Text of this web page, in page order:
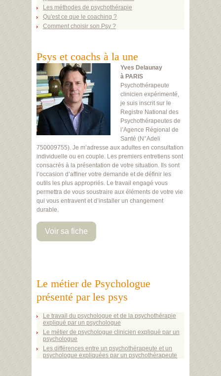
Les méthodes de psychothérapie
Qu'est ce que le coaching ?
Comment choisir son Psy ?
Psys et coachs à la une
Yves Delaunay
à PARIS
Psychothérapeute
clinicien expérimenté,
je suis inscrit sur le
Registre National des
Psychothérapeutes de
l’Agence Régional de
Santé (N°Adeli
750009755). Je m’adresse aux adultes en consultation
individuelle ou en couple. Les premiers entretiens sont
consacrés à la présentation de votre situation. Ils sont
l’occasion d’affiner votre demande et de définir les
outils les plus appropriés. Le travail engagé vous
permettra de vous soustraire aux éléments de votre vie
qui vous entravent et d’installer un changement
durable.
Voir sa fiche
Le métier de Psychologue
présenté par les psys
Le travail du psychologue et de la psychothérapie
expliqué par un psychologue
Le métier de psychologue clinicien expliqué par un
psychologue
Les différences entre un psychothérapeute et un
psychologue expliquées par un psychothérapeute